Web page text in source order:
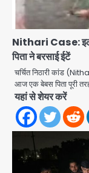
Nithari Case:
पिता ने बरसाई ईटें
चर्चित निठारी कांड
आज एक बेबस पिता पूरी
यहां से शेयर करें